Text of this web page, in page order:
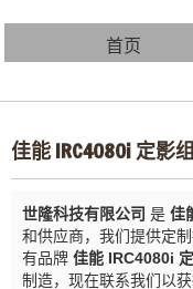
首页
产品列表
常见问题
佳能 IRC4080i 定影
世隆科技有限公司 是 佳
和供应商，我们提供定
有品牌 佳能 IRC4080i
制造，现在联系我们以